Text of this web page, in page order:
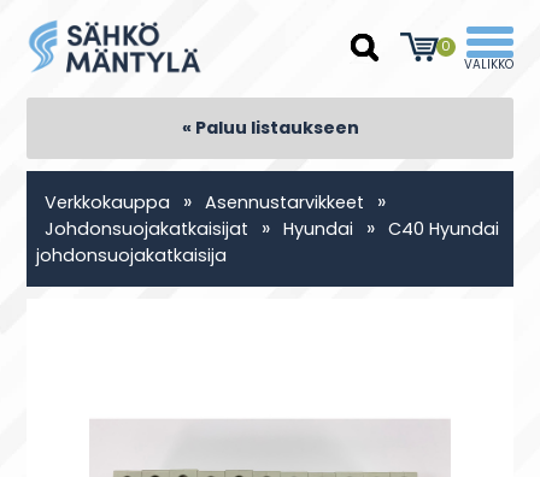
0
« Paluu listaukseen
Verkkokauppa » Asennustarvikkeet »
Johdonsuojakatkaisijat » Hyundai » C40 Hyundai
johdonsuojakatkaisija